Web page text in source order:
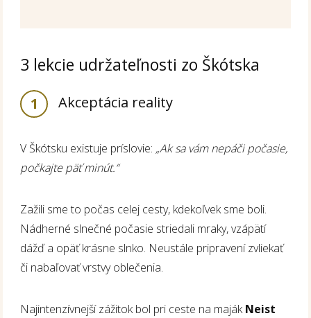
3 lekcie udržateľnosti zo Škótska
1 Akceptácia reality
V Škótsku existuje príslovie: „Ak sa vám nepáči počasie,
počkajte päť minút.“
Zažili sme to počas celej cesty, kdekoľvek sme boli.
Nádherné slnečné počasie striedali mraky, vzápätí
dážď a opäť krásne slnko. Neustále pripravení zvliekať
či nabaľovať vrstvy oblečenia.
Najintenzívnejší zážitok bol pri ceste na majákNeist